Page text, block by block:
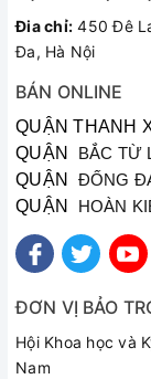
Đia chỉ: 450 Đê
Đa, Hà Nội
BÁN ONLINE
QUẬN THANH
QUẬN BẮC
QUẬN
QUẬN HOÀN
ĐƠN VỊ BẢO
Hội Khoa học và
Nam